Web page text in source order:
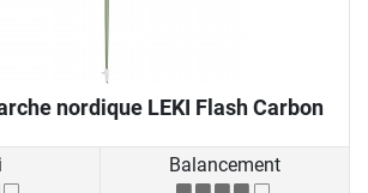
nordique LEKI Flash Carbon
Balancement